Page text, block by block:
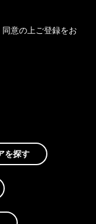
同意の上ご登録をお
を探す